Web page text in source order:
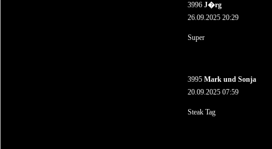
3996 J�rg
26.09.2025 20:29
Super
3995 Mark und Sonja
20.09.2025 07:59
Steak Tag